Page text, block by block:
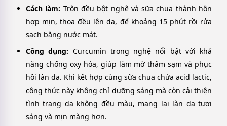
Cách làm: Trộn đều bột nghệ và sữa chua thành hỗn
hợp mịn, thoa đều lên da, để khoảng 15 phút rồi rửa
sạch bằng nước mát.
Công dụng: Curcumin trong nghệ nổi bật với khả
năng chống oxy hóa, giúp làm mờ thâm sạm và phục
hồi làn da. Khi kết hợp cùng sữa chua chứa acid lactic,
công thức này không chỉ dưỡng sáng mà còn cải thiện
tình trạng da không đều màu, mang lại làn da tươi
sáng và mịn màng hơn.